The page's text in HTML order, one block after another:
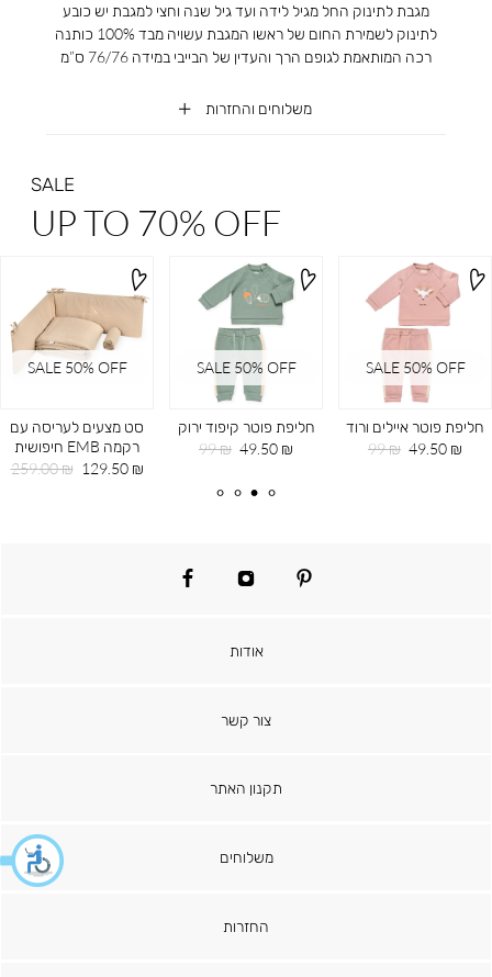
משלוחים והחזרות
מגבת לתינוק החל מגיל לידה ועד גיל שנה וחצי למגבת יש כובע
לתינוק לשמירת החום של ראשו המגבת עשויה מבד 100% כותנה
רכה המותאמת לגופם הרך והעדין של הבייבי במידה 76/76 ס”מ
SALE
UP TO 70% OFF
SALE 50% OFF
סט מצעים לעריסה עם
רקמה EMB חיפושית
מחיר
129.50 ₪
מחיר
259.00 ₪
SALE 50% OFF
חליפת פוטר קיפוד ירוק
מחיר
49.50 ₪
מחיר
99 ₪
SALE 50% OFF
חליפת פוטר איילים ורוד
מחיר
49.50 ₪
מחיר
99 ₪
pinterest
instagram
facebook
אודות
צור קשר
תקנון האתר
משלוחים
החזרות